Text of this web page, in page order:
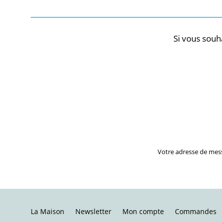
Si vous
Votre adresse de
La Maison Newsletter Mon compte Commandes